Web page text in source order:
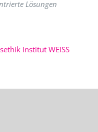
Lösungen
Institut WEISS